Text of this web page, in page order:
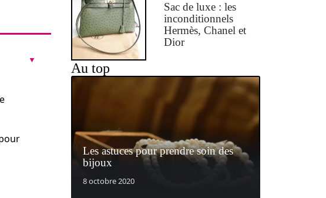
Sac de luxe : les
inconditionnels
Hermès, Chanel et
Dior
Au top
Les astuces pour prendre soin des
bijoux
8 octobre 2020